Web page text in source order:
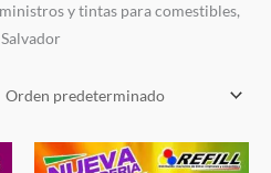
y tintas para comestibles,